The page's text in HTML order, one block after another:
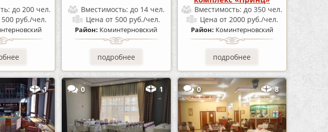
до 200 чел.
руб./чел.
Вместимость: до 14 чел.
Ценаот 500 руб./чел.
Район: Коминтерновский
подробнее
Вместимость:до 350 чел.
Цена от 2000 руб./чел.
Район: Коминтерновский
подробнее
1 0 1 0 8